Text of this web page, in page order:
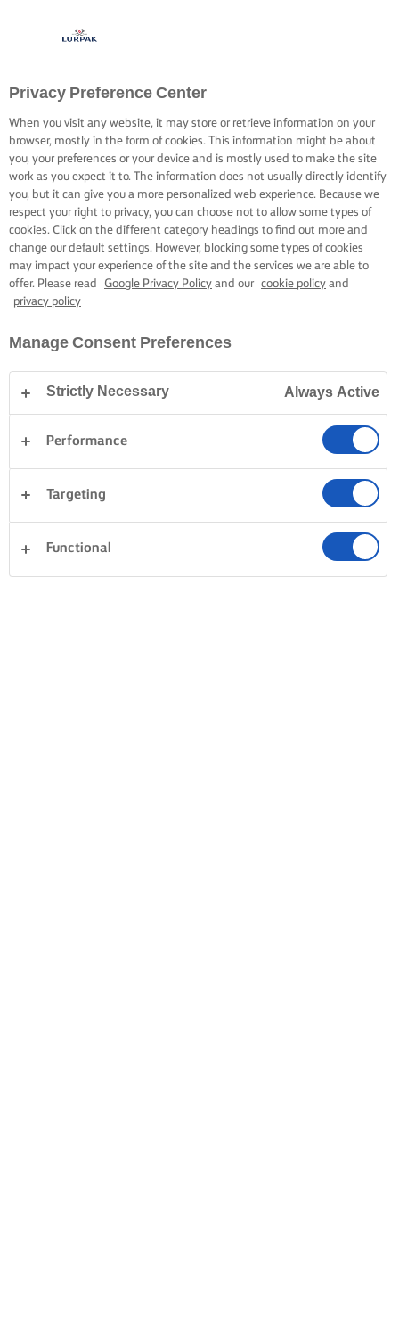
Privacy Preference Center
When you visit any website, it may store or retrieve information on your
browser, mostly in the form of cookies. This information might be about
you, your preferences or your device and is mostly used to make the site
work as you expect it to. The information does not usually directly identify
you, but it can give you a more personalized web experience. Because we
respect your right to privacy, you can choose not to allow some types of
cookies. Click on the different category headings to find out more and
change our default settings. However, blocking some types of cookies
may impact your experience of the site and the services we are able to
offer. Please read
Google Privacy Policy and our cookie policy and
privacy policy
Manage Consent Preferences
Strictly Necessary Always Active
Performance
Targeting
Functional